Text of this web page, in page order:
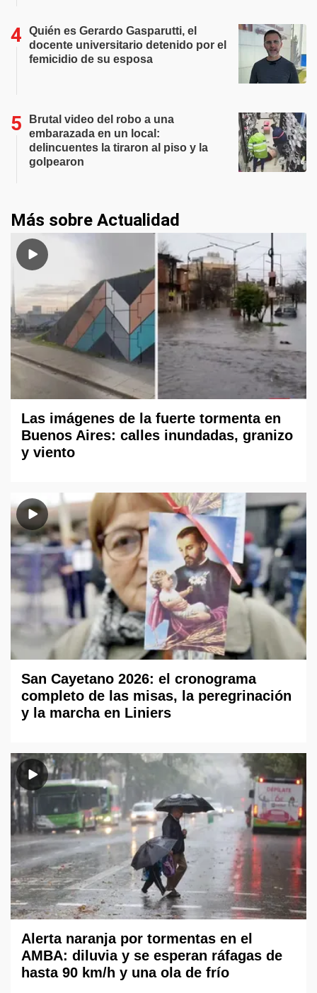
Quién es Gerardo Gasparutti, el
docente universitario detenido por el
femicidio de su esposa
Brutal video del robo a una
embarazada en un local:
delincuentes la tiraron al piso y la
golpearon
Más sobre Actualidad
Las imágenes de la fuerte tormenta en
Buenos Aires: calles inundadas, granizo
y viento
San Cayetano 2026: el cronograma
completo de las misas, la peregrinación
y la marcha en Liniers
Alerta naranja por tormentas en el
AMBA: diluvia y se esperan ráfagas de
hasta 90 km/h y una ola de frío